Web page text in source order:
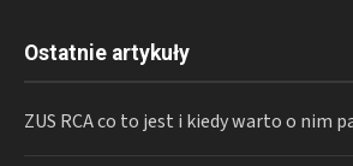
Ostatnie artykuły
ZUS RCA co to jest i kiedy warto o nim